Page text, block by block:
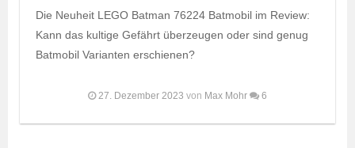
Die Neuheit LEGO Batman 76224 Batmobil im Review:
Kann das kultige Gefährt überzeugen oder sind genug
Batmobil Varianten erschienen?
27. Dezember 2023 von Max Mohr 6